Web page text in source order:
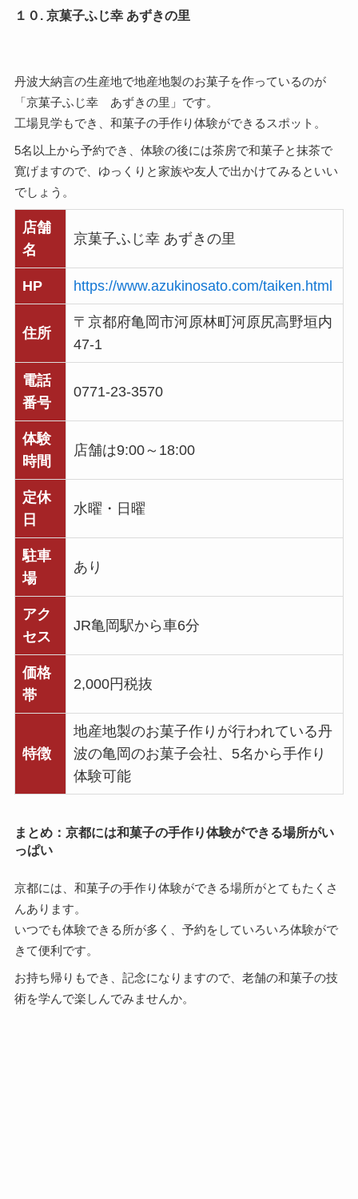
１０. 京菓子ふじ幸 あずきの里
丹波大納言の生産地で地産地製のお菓子を作っているのが
「京菓子ふじ幸 あずきの里」です。
工場見学もでき、和菓子の手作り体験ができるスポット。
5名以上から予約でき、体験の後には茶房で和菓子と抹茶で
寛げますので、ゆっくりと家族や友人で出かけてみるといい
でしょう。
店舗
名
京菓子ふじ幸 あずきの里
HP https://www.azukinosato.com/taiken.html
住所
〒京都府亀岡市河原林町河原尻高野垣内
47-1
電話
番号
0771-23-3570
体験
時間
店舗は9:00～18:00
定休
日
水曜・日曜
駐車
場
あり
アク
セス
JR亀岡駅から車6分
価格
帯
2,000円税抜
特徴
地産地製のお菓子作りが行われている丹
波の亀岡のお菓子会社、5名から手作り
体験可能
まとめ：京都には和菓子の手作り体験ができる場所がい
っぱい
京都には、和菓子の手作り体験ができる場所がとてもたくさ
んあります。
いつでも体験できる所が多く、予約をしていろいろ体験がで
きて便利です。
お持ち帰りもでき、記念になりますので、老舗の和菓子の技
術を学んで楽しんでみませんか。